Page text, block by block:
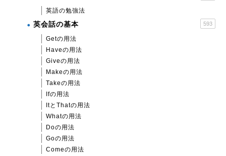
英語の勉強法
英会話の基本 593
Getの用法
Haveの用法
Giveの用法
Makeの用法
Takeの用法
Ifの用法
ItとThatの用法
Whatの用法
Doの用法
Goの用法
Comeの用法